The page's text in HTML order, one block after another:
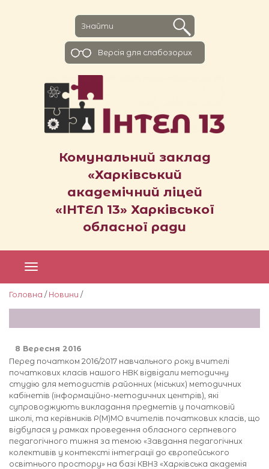
Комунальний заклад
«Харківський
академічний ліцей
«ІНТЕЛ 13» Харківської
обласної ради
Версiя для слабозорих
Головна / Новини /
8 Вересня 2016
Перед початком 2016/2017 навчального року вчителі
початкових класів нашого НВК відвідали методичну
студію для методистів районних (міських) методичних
кабінетів (інформаційно-методичних центрів), які
супроводжують викладання предметів у початковій
школі, та керівників Р(М)МО вчителів початкових класів, що
відбулася у рамках проведення обласного серпневого
педагогічного тижня за темою «Завдання педагогічних
колективів у контексті інтеграції до європейського
освітнього простору» на базі КВНЗ «Харківська академія